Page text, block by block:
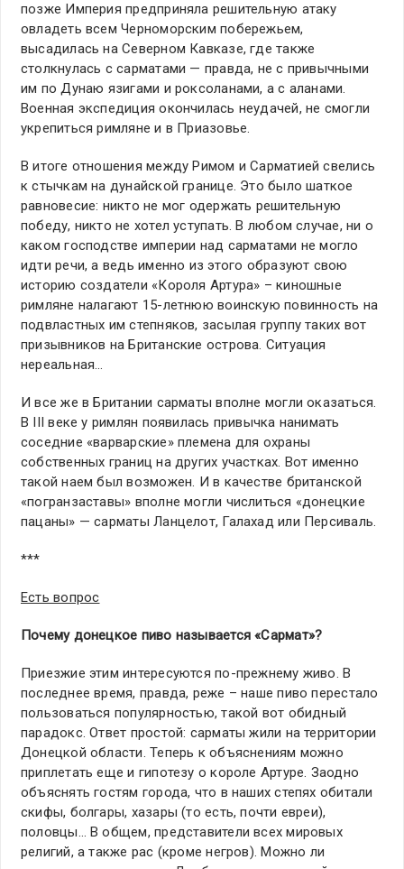
позже Империя предприняла решительную атаку
овладеть всем Черноморским побережьем,
высадилась на Северном Кавказе, где также
столкнулась с сарматами — правда, не с привычными
им по Дунаю язигами и роксоланами, а с аланами.
Военная экспедиция окончилась неудачей, не смогли
укрепиться римляне и в Приазовье.
В итоге отношения между Римом и Сарматией свелись
к стычкам на дунайской границе. Это было шаткое
равновесие: никто не мог одержать решительную
победу, никто не хотел уступать. В любом случае, ни о
каком господстве империи над сарматами не могло
идти речи, а ведь именно из этого образуют свою
историю создатели «Короля Артура» – киношные
римляне налагают 15-летнюю воинскую повинность на
подвластных им степняков, засылая группу таких вот
призывников на Британские острова. Ситуация
нереальная…
И все же в Британии сарматы вполне могли оказаться.
В III веке у римлян появилась привычка нанимать
соседние «варварские» племена для охраны
собственных границ на других участках. Вот именно
такой наем был возможен. И в качестве британской
«погранзаставы» вполне могли числиться «донецкие
пацаны» — сарматы Ланцелот, Галахад или Персиваль.
***
Есть вопрос
Почему донецкое пиво называется «Сармат»?
Приезжие этим интересуются по-прежнему живо. В
последнее время, правда, реже – наше пиво перестало
пользоваться популярностью, такой вот обидный
парадокс. Ответ простой: сарматы жили на территории
Донецкой области. Теперь к объяснениям можно
приплетать еще и гипотезу о короле Артуре. Заодно
объяснять гостям города, что в наших степях обитали
скифы, болгары, хазары (то есть, почти евреи),
половцы… В общем, представители всех мировых
религий, а также рас (кроме негров). Можно ли